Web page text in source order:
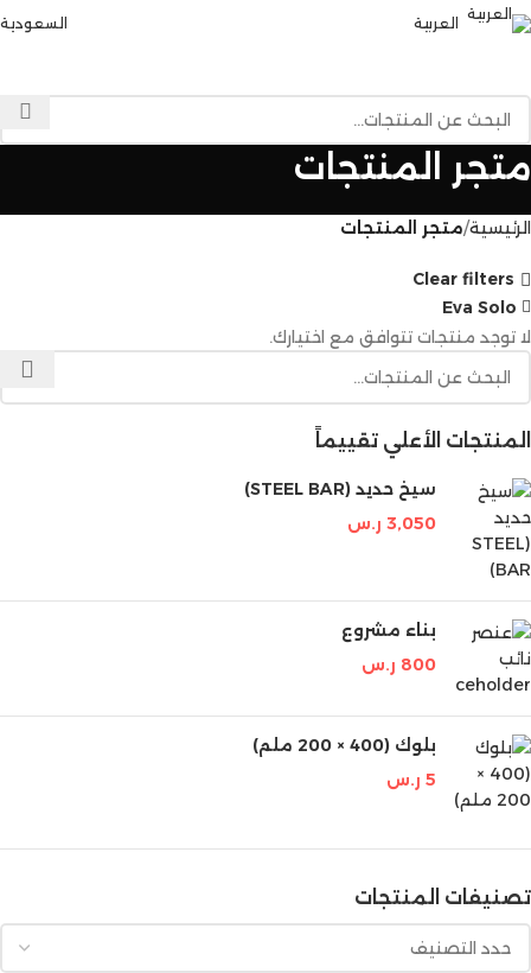
العربية السعودية
متجر المنتجات
المنتجات الأعلي تقييماً
سيخ حديد (STEEL BAR)
3,050 ر.س
بناء مشروع
800 ر.س
بلوك (400 × 200 ملم)
5 ر.س
تصنيفات المنتجات
الرئيسية متجر المنتجات
Clear filters
Eva Solo
لا توجد منتجات تتوافق مع اختيارك.